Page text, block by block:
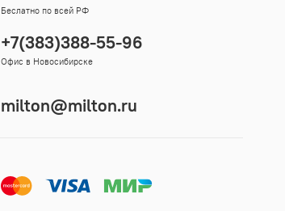
Беслатно по всей РФ
+7(383)388-55-96
Офис в Новосибирске
milton@milton.ru